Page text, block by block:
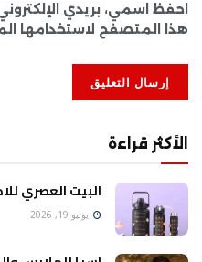
احفظ اسمي، بريدي
هذا المتصفح لاستخدامها
الأكثر قراءة
البيت العصري
يوليو 19, 2026